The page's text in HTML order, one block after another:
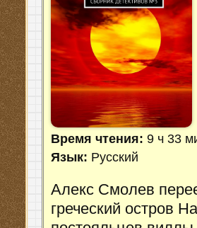
Время чтения:9 ч 33
Язык: Русский
Алекс Смолев
греческий остров